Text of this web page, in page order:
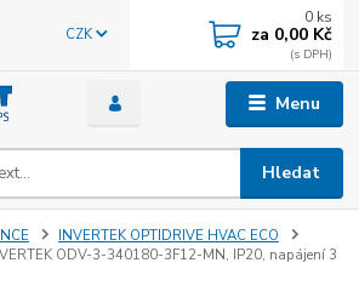
Menu
CZK
Hledat
0 ks
za 0,00 Kč
INVERTEK OPTIDRIVE HVAC ECO
ODV-3-340180-3F12-MN, IP20, napájení 3